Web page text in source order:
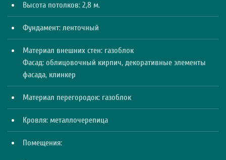
Высота потолков: 2,8 м.
Фундамент: ленточный
Материал внешних стен: газоблок
Фасад: облицовочный кирпич, декоративные элементы
фасада, клинкер
Материал перегородок: газоблок
Кровля: металлочерепица
Помещения: